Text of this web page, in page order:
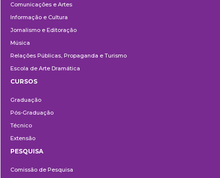
Comunicações e Artes
Informação e Cultura
Jornalismo e Editoração
Música
Relações Públicas, Propaganda e Turismo
Escola de Arte Dramática
CURSOS
Graduação
Pós-Graduação
Técnico
Extensão
PESQUISA
Comissão de Pesquisa